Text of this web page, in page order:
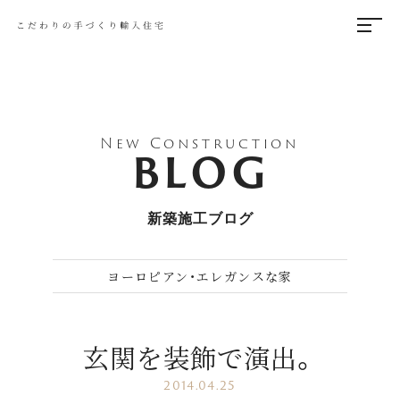
New Construction
BLOG
新築施工ブログ
ヨーロピアン・エレガンスな家
玄関を装飾で演出。
2014.04.25